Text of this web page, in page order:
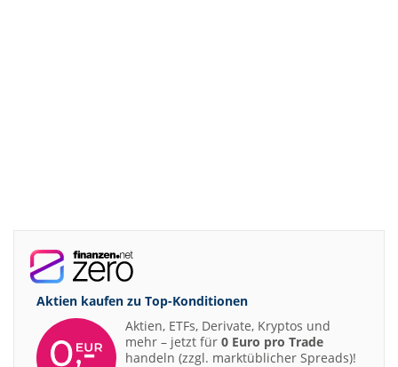
Aktien kaufen zu Top-Konditionen
Aktien, ETFs, Derivate, Kryptos und
mehr – jetzt für 0 Euro pro Trade
handeln (zzgl. marktüblicher Spreads)!